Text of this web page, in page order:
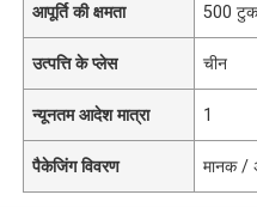
आपूर्ति की क्षमता 500
उत्पत्ति के प्लेस चीन
न्यूनतम आदेश मात्रा 1
पैकेजिंग विवरण मानक /